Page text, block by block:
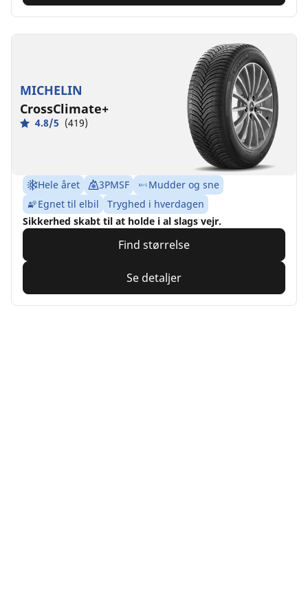
MICHELIN
CrossClimate+
4.8/5 (419)
Hele året 3PMSF
Mudder og sne
Egnet til elbil
Tryghed i hverdagen
Sikkerhed skabt til at holde i al slags vejr.
Find størrelse
Se detaljer